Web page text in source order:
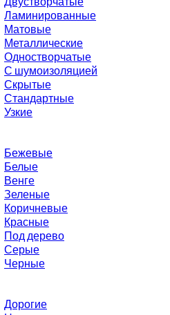
Ламинированные
Матовые
Металлические
Одностворчатые
С шумоизоляцией
Скрытые
Стандартные
Узкие
Бежевые
Белые
Венге
Зеленые
Коричневые
Красные
Под дерево
Серые
Черные
Дорогие